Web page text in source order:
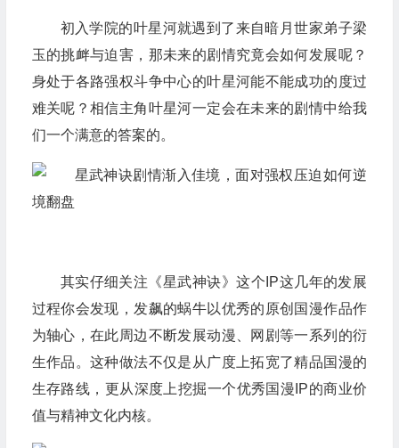
初入学院的叶星河就遇到了来自暗月世家弟子梁
玉的挑衅与迫害，那未来的剧情究竟会如何发展呢？
身处于各路强权斗争中心的叶星河能不能成功的度过
难关呢？相信主角叶星河一定会在未来的剧情中给我
们一个满意的答案的。
其实仔细关注《星武神诀》这个IP这几年的发展
过程你会发现，发飙的蜗牛以优秀的原创国漫作品作
为轴心，在此周边不断发展动漫、网剧等一系列的衍
生作品。这种做法不仅是从广度上拓宽了精品国漫的
生存路线，更从深度上挖掘一个优秀国漫IP的商业价
值与精神文化内核。